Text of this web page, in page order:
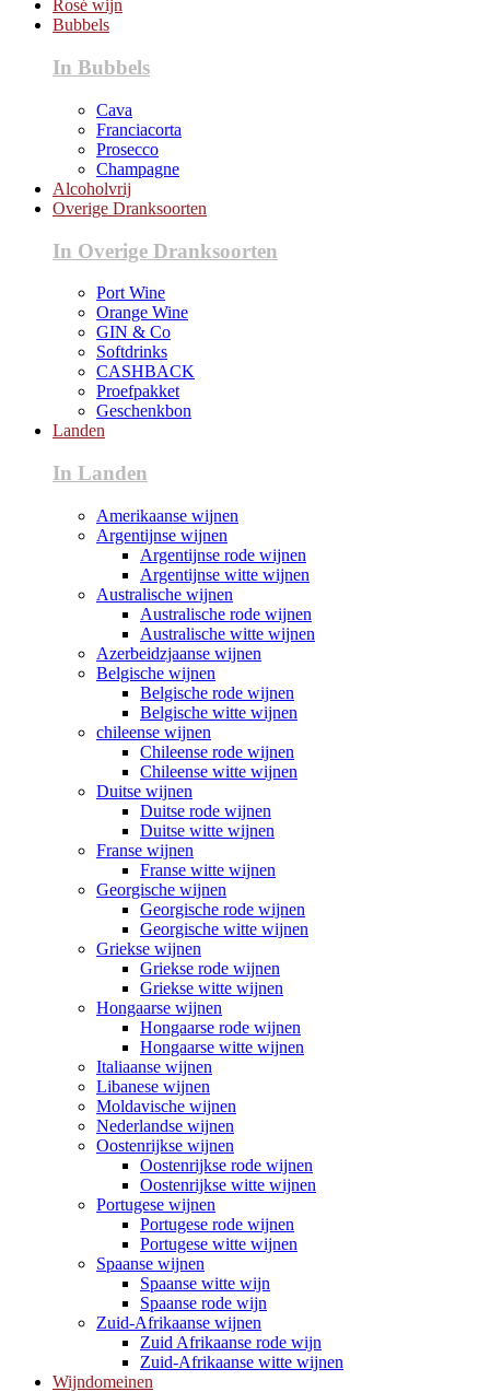
Rosé wijn
Bubbels
In Bubbels
Cava
Franciacorta
Prosecco
Champagne
Alcoholvrij
Overige Dranksoorten
In Overige Dranksoorten
Port Wine
Orange Wine
GIN & Co
Softdrinks
CASHBACK
Proefpakket
Geschenkbon
Landen
In Landen
Amerikaanse wijnen
Argentijnse wijnen
Argentijnse rode wijnen
Argentijnse witte wijnen
Australische wijnen
Australische rode wijnen
Australische witte wijnen
Azerbeidzjaanse wijnen
Belgische wijnen
Belgische rode wijnen
Belgische witte wijnen
chileense wijnen
Chileense rode wijnen
Chileense witte wijnen
Duitse wijnen
Duitse rode wijnen
Duitse witte wijnen
Franse wijnen
Franse witte wijnen
Georgische wijnen
Georgische rode wijnen
Georgische witte wijnen
Griekse wijnen
Griekse rode wijnen
Griekse witte wijnen
Hongaarse wijnen
Hongaarse rode wijnen
Hongaarse witte wijnen
Italiaanse wijnen
Libanese wijnen
Moldavische wijnen
Nederlandse wijnen
Oostenrijkse wijnen
Oostenrijkse rode wijnen
Oostenrijkse witte wijnen
Portugese wijnen
Portugese rode wijnen
Portugese witte wijnen
Spaanse wijnen
Spaanse witte wijn
Spaanse rode wijn
Zuid-Afrikaanse wijnen
Zuid Afrikaanse rode wijn
Zuid-Afrikaanse witte wijnen
Wijndomeinen